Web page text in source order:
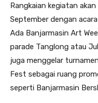
Rangkaian kegiatan
September dengan
Ada Banjarmasin Art
parade Tanglong atau
juga menggelar
Fest sebagai ruang
seperti Banjarmasin